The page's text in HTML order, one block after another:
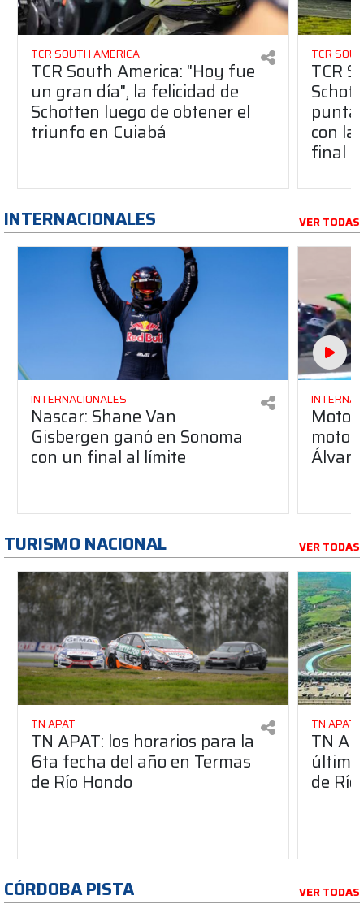
TCR SOUTH AMERICA
TCR South America: "Hoy fue
un gran día", la felicidad de
Schotten luego de obtener el
triunfo en Cuiabá
TCR
TCR
punta
con la
final
INTERNACIONALES VER TODAS
INTERNACIONALES
Nascar: Shane Van
Gisbergen ganó en Sonoma
con un final al límite
moto
TURISMO NACIONAL VER TODAS
TN APAT
TN APAT: los horarios para la
6ta fecha del año en Termas
de Río Hondo
TN APAT
TN
de
CÓRDOBA PISTA VER TODAS